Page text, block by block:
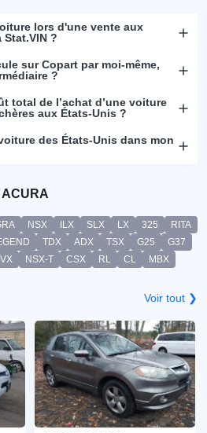
lors d'une vente aux
?
sur Copart par moi-même,
?
total de l’achat d’une voiture
aux États-Unis ?
des États-Unis dans mon
NSX ILX SLX LX 325
RITA
TDX ADX TSX G25
G37
NSX-T CSX RL CL MBX
Voir tout ❯